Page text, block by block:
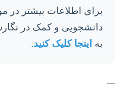
برای اطلاعات بیشتر در
دانشجویی و کمک در
به اینجا کلیک کنید.
—